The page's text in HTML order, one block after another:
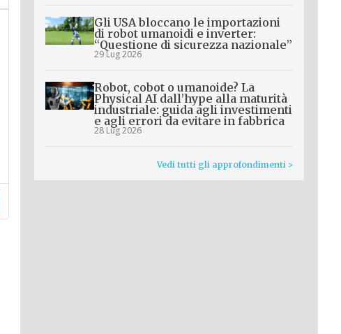
Gli USA bloccano le importazioni
di robot umanoidi e inverter:
“Questione di sicurezza nazionale”
29 Lug 2026
Robot, cobot o umanoide? La
Physical AI dall’hype alla maturità
industriale: guida agli investimenti
e agli errori da evitare in fabbrica
28 Lug 2026
Vedi tutti gli approfondimenti >